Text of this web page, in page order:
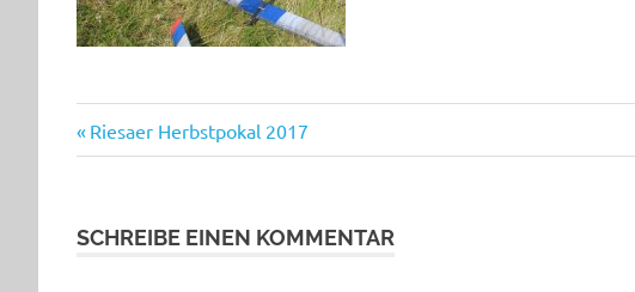
Beitragsnavigation
Vorheriger
Beitrag:
Riesaer Herbstpokal 2017
SCHREIBE EINEN KOMMENTAR